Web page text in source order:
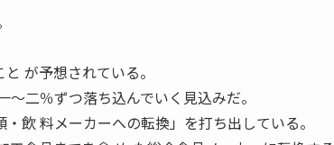
が予想されている。
二％ずつ落ち込んでいく見込みだ。
飲 料メーカーへの転換」を打ち出している。